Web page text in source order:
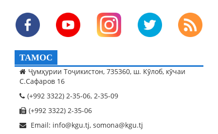
ТАМОС
Ҷумҳурии Тоҷикистон, 735360, ш. Кӯлоб, кӯчаи
С.Сафаров 16
(+992 3322) 2-35-06, 2-35-09
(+992 3322) 2-35-06
Email: info@kgu.tj, somona@kgu.tj